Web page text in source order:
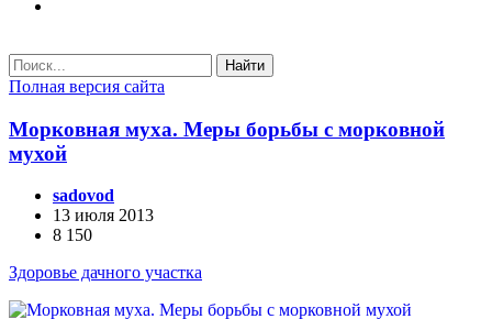
Найти
Полная версия сайта
Морковная муха. Меры борьбы с морковной
мухой
sadovod
13 июля 2013
8 150
Здоровье дачного участка